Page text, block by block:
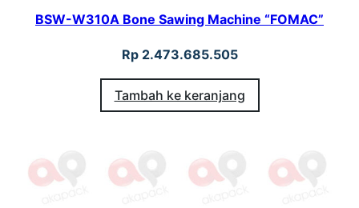
BSW-W310A Bone Sawing Machine “FOMAC”
Rp2.473.685.505
Tambah ke keranjang